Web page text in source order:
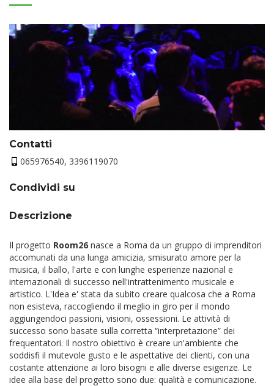
Contatti
065976540, 3396119070
Condividi su
Descrizione
Il progetto Room26 nasce a Roma da un gruppo di imprenditori
accomunati da una lunga amicizia, smisurato amore per la
musica, il ballo, l'arte e con lunghe esperienze nazional e
internazionali di successo nell'intrattenimento musicale e
artistico. L'Idea e' stata da subito creare qualcosa che a Roma
non esisteva, raccogliendo il meglio in giro per il mondo
aggiungendoci passioni, visioni, ossessioni. Le attività di
successo sono basate sulla corretta “interpretazione” dei
frequentatori. Il nostro obiettivo è creare un'ambiente che
soddisfi il mutevole gusto e le aspettative dei clienti, con una
costante attenzione ai loro bisogni e alle diverse esigenze. Le
idee alla base del progetto sono due: qualità e comunicazione.